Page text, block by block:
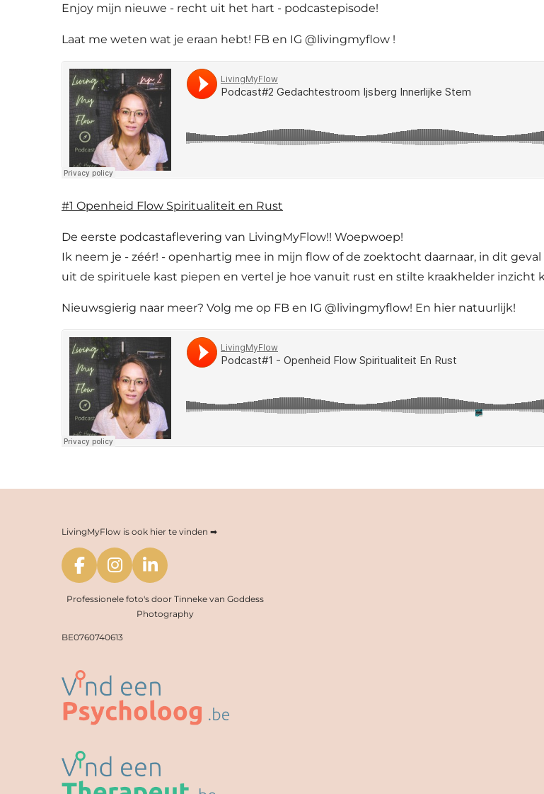
Enjoy mijn nieuwe - recht uit het hart - podcastepisode!
Laat me weten wat je eraan hebt! FB en IG @livingmyflow !
#1 Openheid Flow Spiritualiteit en Rust
De eerste podcastaflevering van LivingMyFlow!! Woepwoep!
Ik neem je - zéér! - openhartig mee in mijn flow of de zoektocht daarnaar, in dit
uit de spirituele kast piepen en vertel je hoe vanuit rust en stilte kraakhelder inzicht
Nieuwsgierig naar meer? Volg me op FB en IG @livingmyflow! En hier natuurlijk!
LivingMyFlow is ook hier te vinden ➡
F
c
b
o
k
I
s
a
a
m
L
n
n
Professionele foto's door Tinneke van Goddess
Photography
BE0760740613